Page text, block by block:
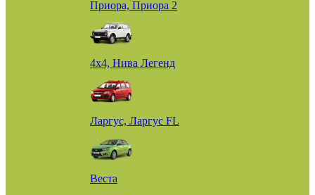
Приора, Приора 2
4х4, Нива Легенд
Ларгус, Ларгус FL
Веста